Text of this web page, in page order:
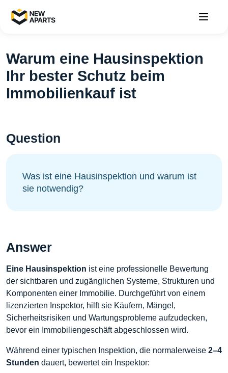
Warum eine Hausinspektion
Ihr bester Schutz beim
Immobilienkauf ist
Question
Was ist eine Hausinspektion und warum ist
sie notwendig?
Answer
Eine Hausinspektion ist eine professionelle Bewertung
der sichtbaren und zugänglichen Systeme, Strukturen und
Komponenten einer Immobilie. Durchgeführt von einem
lizenzierten Inspektor, hilft sie Käufern, Mängel,
Sicherheitsrisiken und Wartungsprobleme aufzudecken,
bevor ein Immobiliengeschäft abgeschlossen wird.
Während einer typischen Inspektion, die normalerweise 2–4
Stunden dauert, bewertet ein Inspektor: